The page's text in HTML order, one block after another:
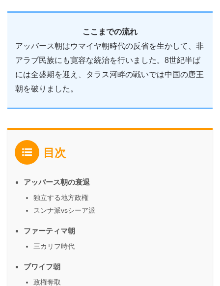
ここまでの流れ
アッバース朝はウマイヤ朝時代の反省を生かして、非
アラブ民族にも寛容な統治を行いました。8世紀半ば
には全盛期を迎え、タラス河畔の戦いでは中国の唐王
朝を破りました。
目次
アッバース朝の衰退
独立する地方政権
スンナ派vsシーア派
ファーティマ朝
三カリフ時代
ブワイフ朝
政権奪取